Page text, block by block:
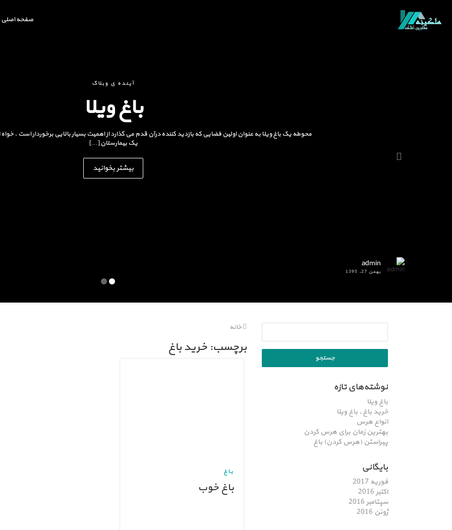
آینده ی وبلاگ
باغ ویلا
محوطه یک باغ ویلا به عنوان اولین فضایی که بازدید کننده درآن قدم می گذارد از اهمیت بسیار بالایی برخوردار است .
یک بیمارستان […]
بیشتر بخوانید
admin
بهمن 27, 1395
صفحه اصلی
نوشته‌های تازه
باغ ویلا
خرید باغ , باغ ویلا
انواع هرس
بهترین زمان برای هرس کردن
پیراستن (هرس کردن) باغ
بایگانی
فوریه 2017
اکتبر 2016
سپتامبر 2016
ژوئن 2016
خانه
برچسب: خرید باغ
باغ
باغ خوب